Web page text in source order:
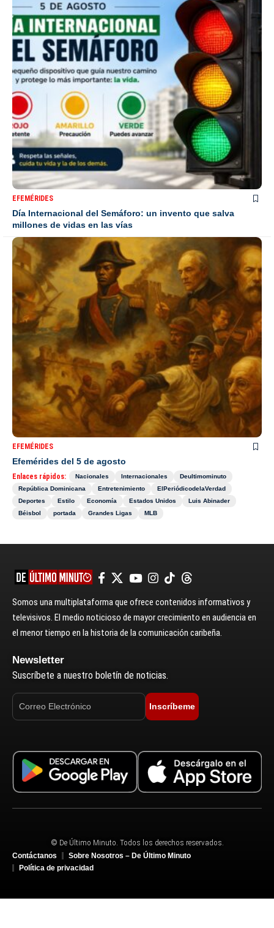
EFEMÉRIDES
Día Internacional del Semáforo: un invento que salva
millones de vidas en las vías
EFEMÉRIDES
Efemérides del 5 de agosto
Enlaces rápidos: Nacionales Internacionales
Deultimominuto
República Dominicana
Entretenimiento
ElPeriódicodelaVerdad
Deportes
Estilo Economía Estados Unidos
Luis Abinader
Béisbol
portada Grandes Ligas MLB
Somos una multiplataforma que ofrece contenidos informativos y
televisivos. El medio noticioso de mayor crecimiento en audiencia en
el menor tiempo en la historia de la comunicación caribeña.
Newsletter
Suscríbete a nuestro boletín de noticias.
Inscríbeme
© De Último Minuto. Todos los derechos reservados.
Contáctanos
Sobre Nosotros – De Último Minuto
Política de privacidad